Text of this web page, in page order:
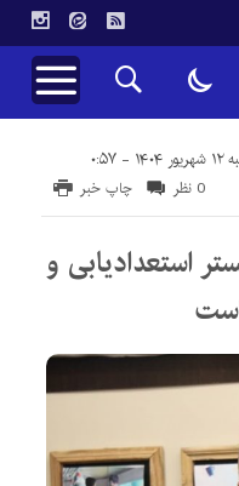
۰:۵۷
چاپ خبر 0 نظر
استعدادیابی و